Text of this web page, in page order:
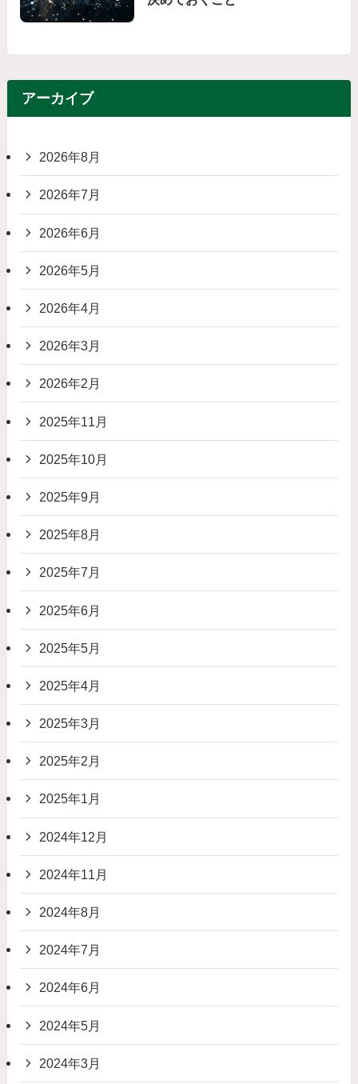
アーカイブ
2026年8月
2026年7月
2026年6月
2026年5月
2026年4月
2026年3月
2026年2月
2025年11月
2025年10月
2025年9月
2025年8月
2025年7月
2025年6月
2025年5月
2025年4月
2025年3月
2025年2月
2025年1月
2024年12月
2024年11月
2024年8月
2024年7月
2024年6月
2024年5月
2024年3月